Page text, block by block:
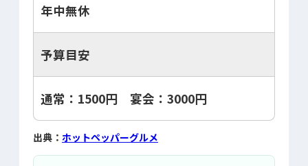
年中無休
予算目安
通常：1500円 宴会：3000円
出典： ホットペッパーグルメ